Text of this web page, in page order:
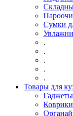
Сумки
.
.
.
.
.
Товары для